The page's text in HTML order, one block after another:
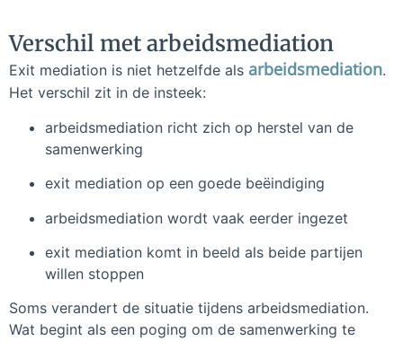
Verschil met arbeidsmediation
Exit mediation is niet hetzelfde als arbeidsmediation.
Het verschil zit in de insteek:
arbeidsmediation richt zich op herstel van de
samenwerking
exit mediation op een goede beëindiging
arbeidsmediation wordt vaak eerder ingezet
exit mediation komt in beeld als beide partijen
willen stoppen
Soms verandert de situatie tijdens arbeidsmediation.
Wat begint als een poging om de samenwerking te